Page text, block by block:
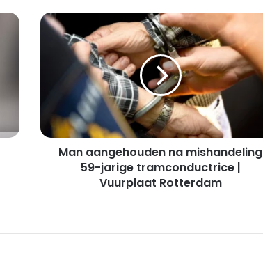
Man
aangehouden
mishandeling
tramconductrice
Vuurplaat
Rotterdam
Man aangehouden na mishandeling
59-jarige tramconductrice |
Vuurplaat Rotterdam